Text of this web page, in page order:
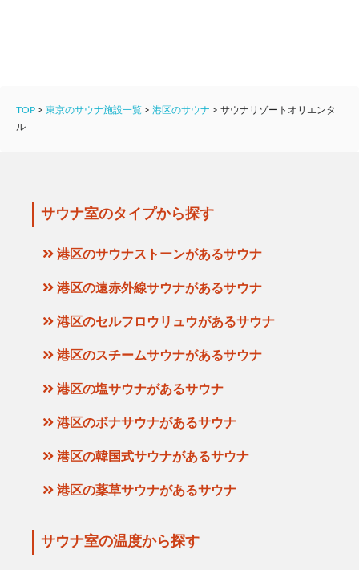
TOP > 東京のサウナ施設一覧 > 港区のサウナ > サウナリゾートオリエンタ
ル
サウナ室のタイプから探す
港区のサウナストーンがあるサウナ
港区の遠赤外線サウナがあるサウナ
港区のセルフロウリュウがあるサウナ
港区のスチームサウナがあるサウナ
港区の塩サウナがあるサウナ
港区のボナサウナがあるサウナ
港区の韓国式サウナがあるサウナ
港区の薬草サウナがあるサウナ
サウナ室の温度から探す